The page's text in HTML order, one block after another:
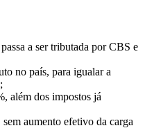
a ser tributada por CBS e
no país, para igualar a
além dos impostos já
aumento efetivo da carga